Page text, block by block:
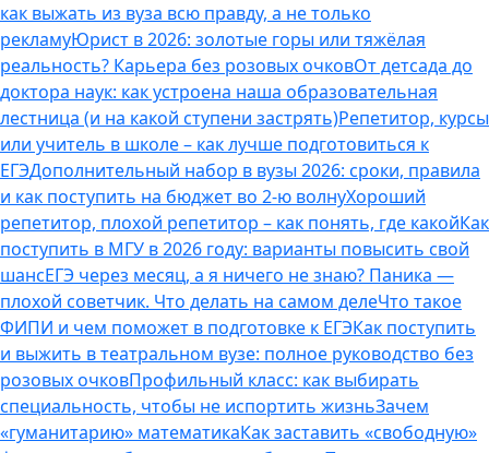
как выжать из вуза всю правду, а не только
рекламуЮрист в 2026: золотые горы или тяжёлая
реальность? Карьера без розовых очковОт детсада до
доктора наук: как устроена наша образовательная
лестница (и на какой ступени застрять)Репетитор, курсы
или учитель в школе – как лучше подготовиться к
ЕГЭДополнительный набор в вузы 2026: сроки, правила
и как поступить на бюджет во 2‑ю волнуХороший
репетитор, плохой репетитор – как понять, где какойКак
поступить в МГУ в 2026 году: варианты повысить свой
шансЕГЭ через месяц, а я ничего не знаю? Паника —
плохой советчик. Что делать на самом делеЧто такое
ФИПИ и чем поможет в подготовке к ЕГЭКак поступить
и выжить в театральном вузе: полное руководство без
розовых очковПрофильный класс: как выбирать
специальность, чтобы не испортить жизньЗачем
«гуманитарию» математикаКак заставить «свободную»